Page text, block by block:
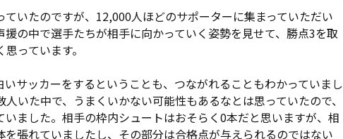
スの連係では思うようにスピードアップができず、シュート回
分には、左サイドからカウンターを受け、クロスボールをゴール
めた。36分、小島を中心としたパス交換で中央、左で敵陣に押
アルトゥール・シルバが胸で止めようとして前に流れたボール
。小島は「(泉)柊椰のところで時間を少し作れたのが良かった。
て苦しかったけど、そこが落ち着いて、点が取れて良かった」と
いたのですが、12,000人ほどのサポーターに集まっていただい
の中で選手たちが相手に向かっていく姿勢を見せて、勝点3を取
っています。
サッカーをするということも、つながれることもわかっていまし
いた中で、うまくいかない可能性もあるなとは思っていたので、
ました。相手の枠内シュートはおそらく0本だと思いますが、相
張れていましたし、その部分は合格点が与えられるのではない